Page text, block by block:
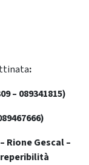
:
– 089341815)
Rione Gescal –
reperibilità